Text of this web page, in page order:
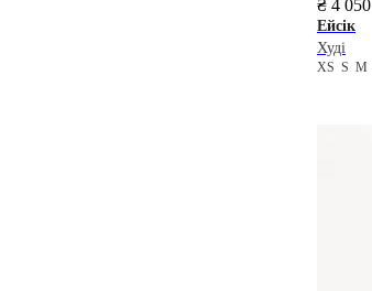
₴ 4 050
Ейсік
Худі
XS S M